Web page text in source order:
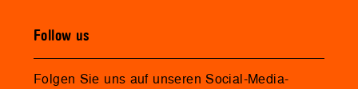
Follow us
Folgen Sie uns auf unseren Social-Media-